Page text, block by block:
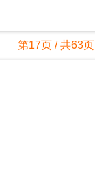
第17页 / 共63页